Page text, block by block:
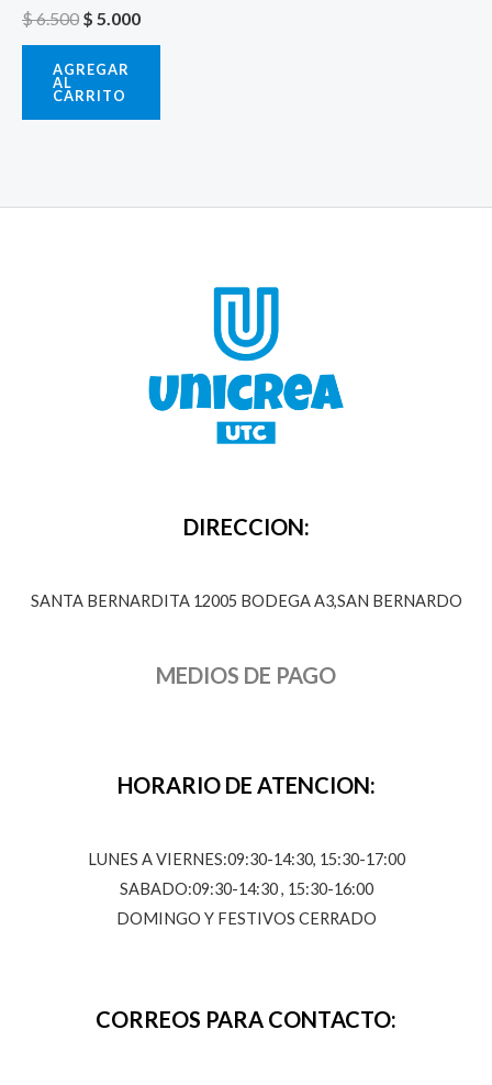
$6.500 $ 5.000
AGREGAR
AL
CARRITO
DIRECCION:
SANTA BERNARDITA 12005 BODEGA A3,SAN BERNARDO
MEDIOS DE PAGO
HORARIO DE ATENCION:
LUNES A VIERNES:09:30-14:30, 15:30-17:00
SABADO:09:30-14:30 , 15:30-16:00
DOMINGO Y FESTIVOS CERRADO
CORREOS PARA CONTACTO: